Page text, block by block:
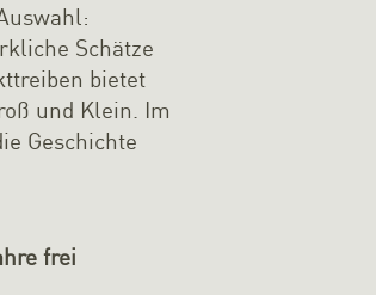
Schätze
bietet
und Klein. Im
Geschichte
frei